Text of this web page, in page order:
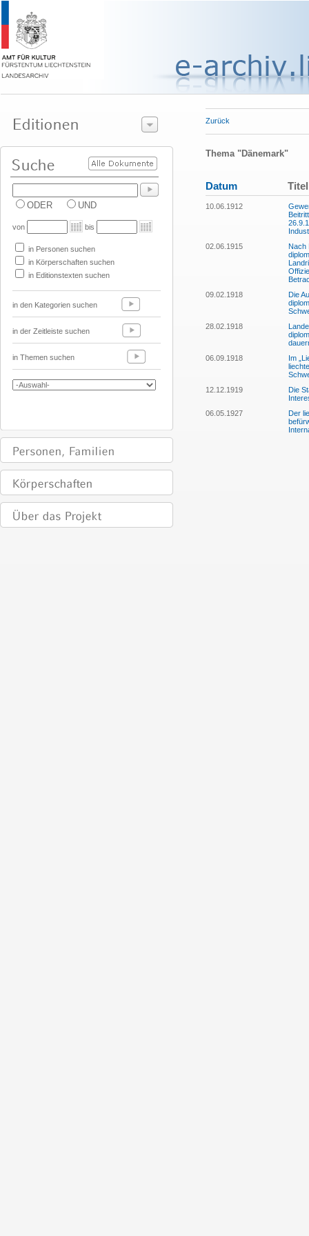
ODER UND
von bis
in Personen suchen
in Körperschaften suchen
in Editionstexten suchen
in den Kategorien suchen
in der Zeitleiste suchen
in Themen suchen
Zurück
Thema "Dänemark"
Datum Titel
10.06.1912
02.06.1915
Nach
09.02.1918
Die
28.02.1918
06.09.1918
Im
12.12.1919
Die
06.05.1927
Der